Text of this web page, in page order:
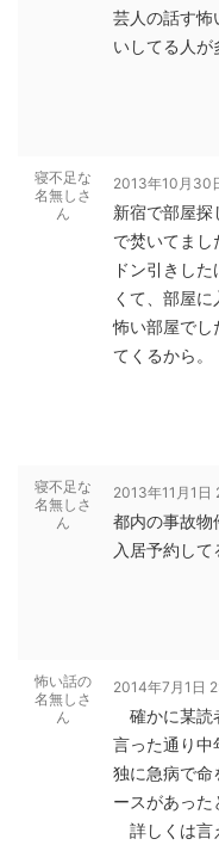
芸人の話す怖
いしてる人が
寝不足な
名無しさ
ん
2013年10月30
新宿で部屋探
で焚いてまし
ドン引きし
くて、部屋
怖い部屋でし
てくるから。
寝不足な
名無しさ
ん
2013年11月1日
都内の事故物
入居予約し
怖い話の
名無しさ
ん
2014年7月1日
確かに某読
言った通り中
独に急病で命
ースがあった
詳しくは言